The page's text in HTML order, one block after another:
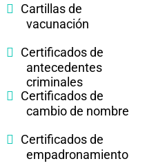
Cartillas de
vacunación
Certificados de
antecedentes
criminales
Certificados de
cambio de nombre
Certificados de
empadronamiento